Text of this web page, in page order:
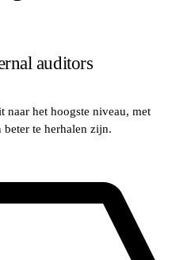
auditors
naar het hoogste niveau, met
beter te herhalen zijn.